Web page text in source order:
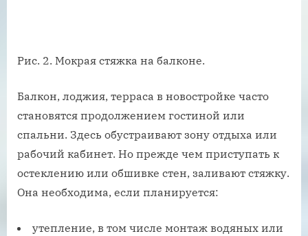
Рис. 2. Мокрая стяжка на балконе.
Балкон, лоджия, терраса в новостройке часто
становятся продолжением гостиной или
спальни. Здесь обустраивают зону отдыха или
рабочий кабинет. Но прежде чем приступать к
остеклению или обшивке стен, заливают стяжку.
Она необходима, если планируется:
утепление, в том числе монтаж водяных или